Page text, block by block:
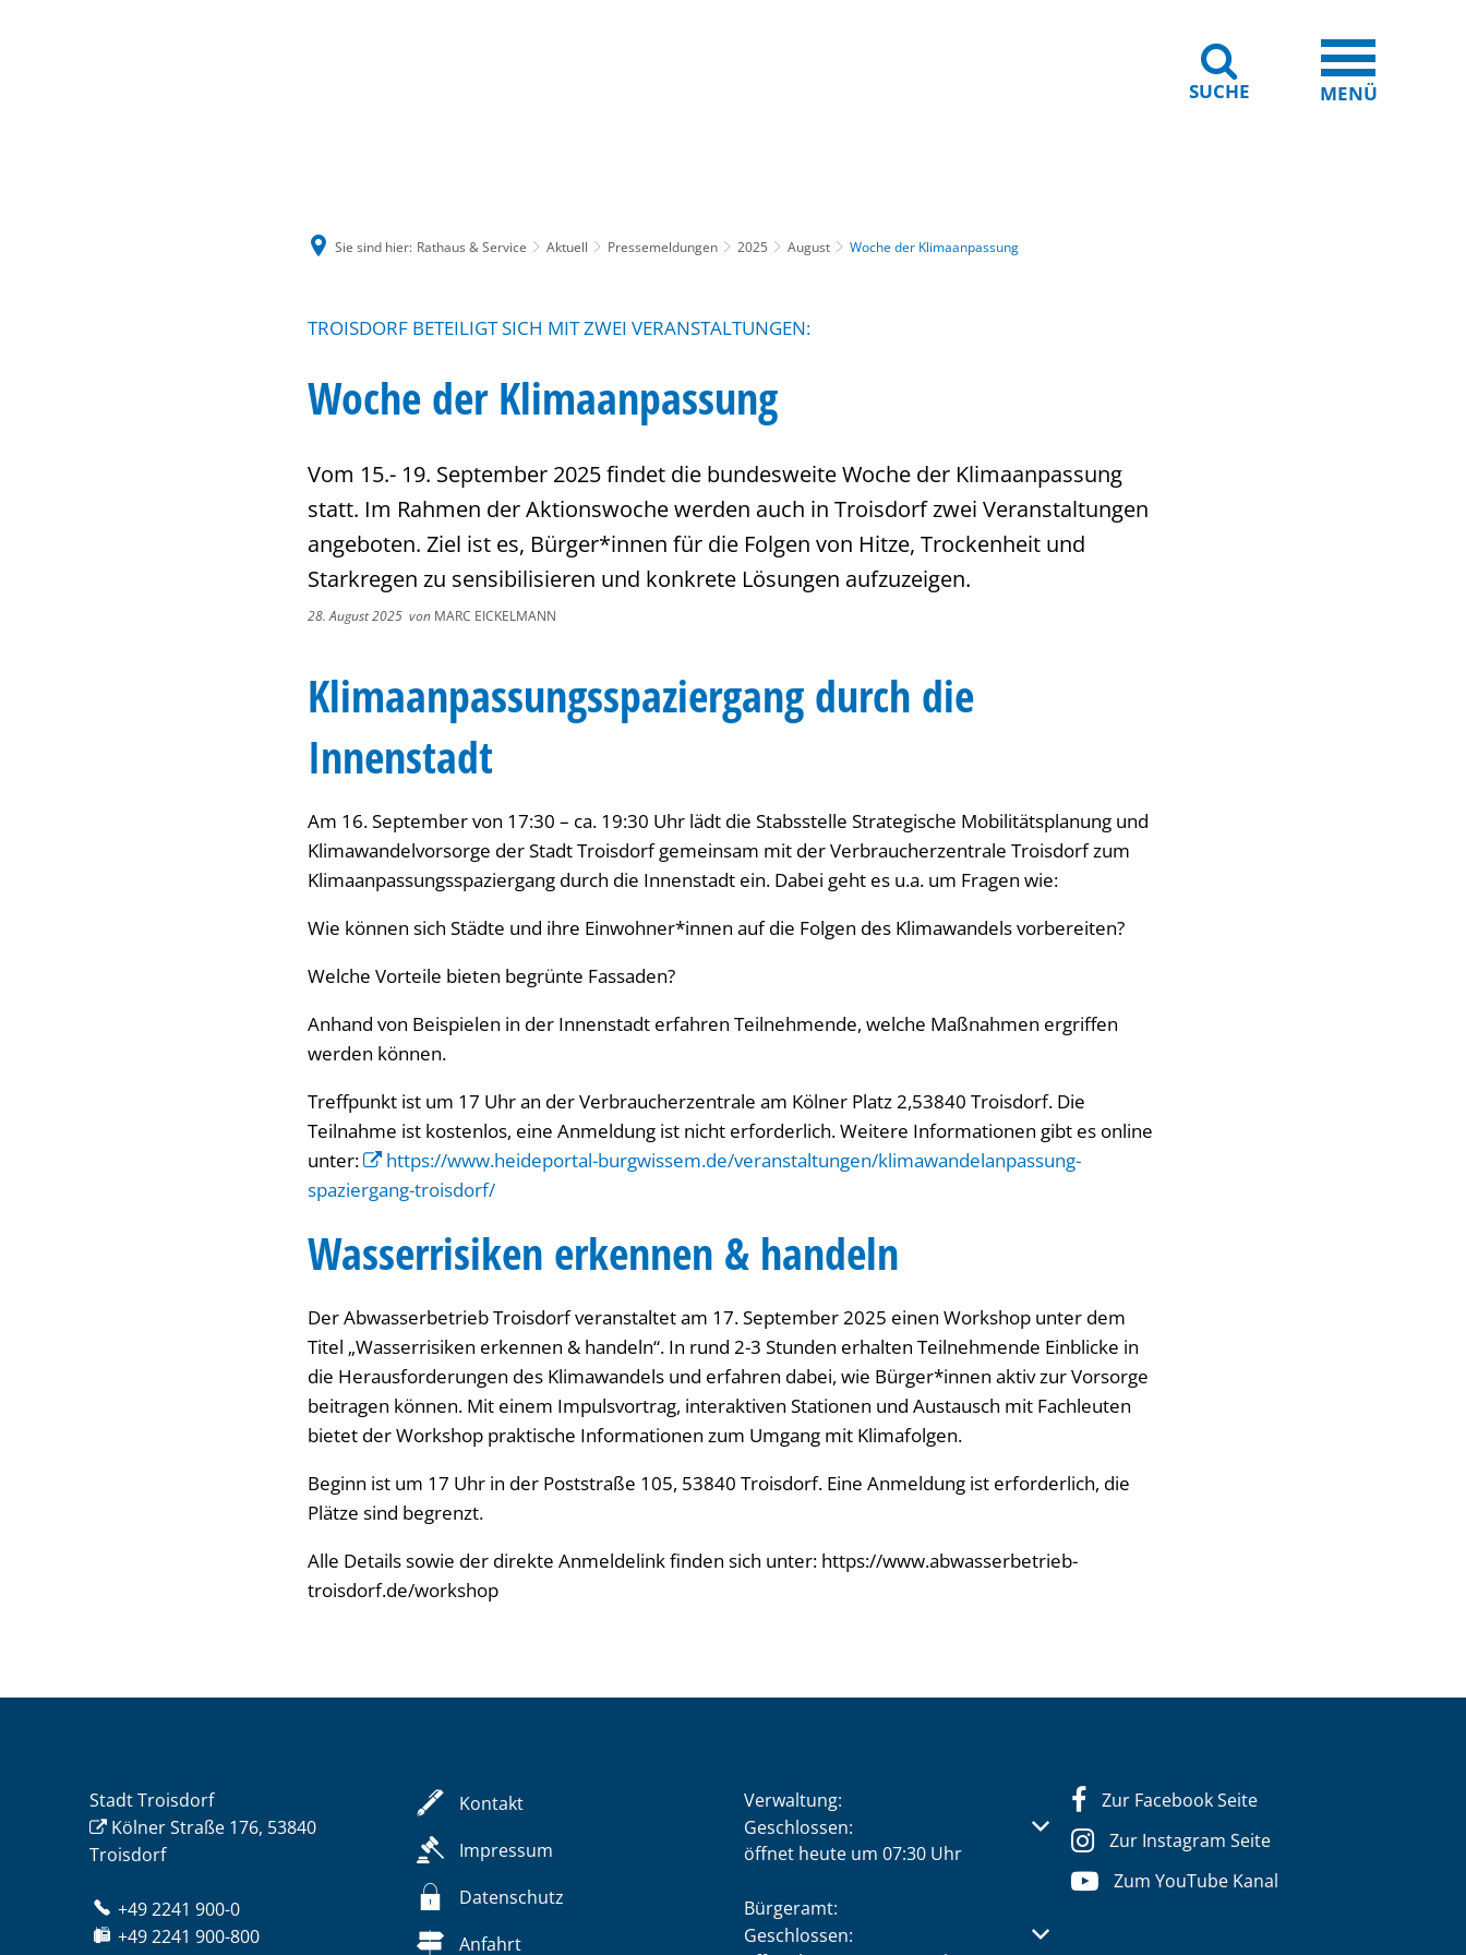
SUCHE MENÜ
Sie sind hier: Rathaus & Service Aktuell Pressemeldungen 2025 August Woche der Klimaanpassung
TROISDORF BETEILIGT SICH MIT ZWEI VERANSTALTUNGEN:
Woche der Klimaanpassung
Vom 15.- 19. September 2025 findet die bundesweite Woche der Klimaanpassung
statt. Im Rahmen der Aktionswoche werden auch in Troisdorf zwei Veranstaltungen
angeboten. Ziel ist es, Bürger*innen für die Folgen von Hitze, Trockenheit und
Starkregen zu sensibilisieren und konkrete Lösungen aufzuzeigen.
28. August 2025 von MARC EICKELMANN
Klimaanpassungsspaziergang durch die
Innenstadt
Am 16. September von 17:30 – ca. 19:30 Uhr lädt die Stabsstelle Strategische Mobilitätsplanung und
Klimawandelvorsorge der Stadt Troisdorf gemeinsam mit der Verbraucherzentrale Troisdorf zum
Klimaanpassungsspaziergang durch die Innenstadt ein. Dabei geht es u.a. um Fragen wie:
Wie können sich Städte und ihre Einwohner*innen auf die Folgen des Klimawandels vorbereiten?
Welche Vorteile bieten begrünte Fassaden?
Anhand von Beispielen in der Innenstadt erfahren Teilnehmende, welche Maßnahmen ergriffen
werden können.
Treffpunkt ist um 17 Uhr an der Verbraucherzentrale am Kölner Platz 2,53840 Troisdorf. Die
Teilnahme ist kostenlos, eine Anmeldung ist nicht erforderlich. Weitere Informationen gibt es online
unter:
https://www.heideportal-burgwissem.de/veranstaltungen/klimawandelanpassung-
spaziergang-troisdorf/
Wasserrisiken erkennen & handeln
Der Abwasserbetrieb Troisdorf veranstaltet am 17. September 2025 einen Workshop unter dem
Titel „Wasserrisiken erkennen & handeln“. In rund 2-3 Stunden erhalten Teilnehmende Einblicke in
die Herausforderungen des Klimawandels und erfahren dabei, wie Bürger*innen aktiv zur Vorsorge
beitragen können. Mit einem Impulsvortrag, interaktiven Stationen und Austausch mit Fachleuten
bietet der Workshop praktische Informationen zum Umgang mit Klimafolgen.
Beginn ist um 17 Uhr in der Poststraße 105, 53840 Troisdorf. Eine Anmeldung ist erforderlich, die
Plätze sind begrenzt.
Alle Details sowie der direkte Anmeldelink finden sich unter: https://www.abwasserbetrieb-
troisdorf.de/workshop
Stadt Troisdorf
Kölner Straße 176, 53840
Troisdorf
+49 2241 900-0
+49 2241 900-800
Kontakt
Impressum
Datenschutz
Anfahrt
Verwaltung:
Klicken, um weitere Öffnungs- oder Schließzeiten auszublenden
Geschlossen:
öffnet heute um 07:30 Uhr
Bürgeramt:
Klicken, um weitere Öffnungs- oder Schließzeiten auszublenden
Geschlossen:
Zur Facebook Seite
Zur Instagram Seite
Zum YouTube Kanal